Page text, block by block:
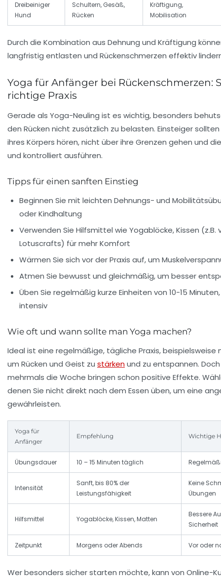
Dreibeiniger
Hund
Schultern, Gesäß,
Rücken
Kräftigung,
Mobilisation
Durch die Kombination aus Dehnung und Kräftigung
langfristig entlasten und Rückenschmerzen effektiv
Yoga für Anfänger bei Rückenschmerzen:
richtige Praxis
Gerade als Yoga-Neuling ist es wichtig, besonders
den Rücken nicht zusätzlich zu belasten. Einsteiger
ihres Körpers hören, nicht über ihre Grenzen gehen und
und kontrolliert ausführen.
Tipps für einen sanften Einstieg
Beginnen Sie mit leichten Dehnungs- und
oder Kindhaltung
Verwenden Sie Hilfsmittel wie Yogablöcke, Kissen (z.B.
Lotuscrafts) für mehr Komfort
Wärmen Sie sich vor der Praxis auf, um
Atmen Sie bewusst und gleichmäßig, um besser
Üben Sie regelmäßig kurze Einheiten von 10-15
intensiv
Wie oft und wann sollte man Yoga machen?
Ideal ist eine regelmäßige, tägliche Praxis, beispielsweise
um Rücken und Geist zu stärkenund zu entspannen.
mehrmals die Woche bringen schon positive Effekte.
denen Sie nicht direkt nach dem Essen üben, um eine
gewährleisten.
Yoga für
Anfänger
Empfehlung Wichtige
Übungsdauer 10 – 15 Minuten täglich
Intensität
Sanft, bis 80% der
Leistungsfähigkeit
Keine
Übungen
Hilfsmittel Yogablöcke, Kissen, Matten
Bessere
Sicherheit
Zeitpunkt Morgens oder Abends Vor oder
Wer besonders sicher starten möchte, kann von Online-